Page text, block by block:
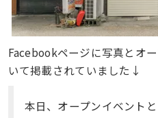
Facebookページに写真とオ
いて掲載されていました↓
本日、オープンイベント